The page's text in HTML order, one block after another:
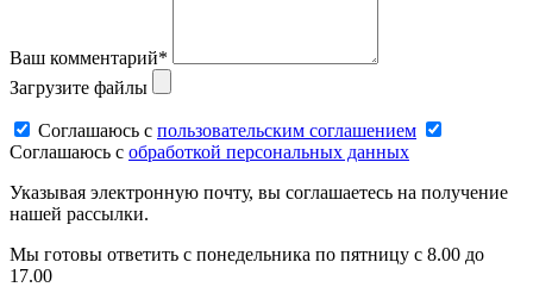
Ваш комментарий*
Загрузите файлы
Соглашаюсь c пользовательским соглашением
Соглашаюсь c обработкой персональных данных
Указывая электронную почту, вы соглашаетесь на получение
нашей рассылки.
Мы готовы ответить с понедельника по пятницу с 8.00 до
17.00